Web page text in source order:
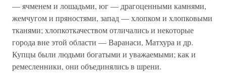
— ячменем и лошадьми, юг — драгоценными камнями,
жемчугом и пряностями, запад — хлопком и хлопковыми
тканями; хлопкоткачеством отличались и некоторые
города вне этой области — Варанаси, Матхура и др.
Купцы были людьми богатыми и уважаемыми; как и
ремесленники, они объединялись в шрени.